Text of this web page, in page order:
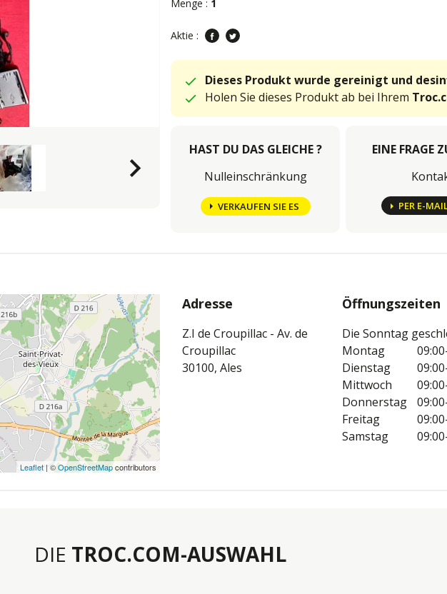
keyboard_arrow_right
Menge : 1
Aktie :
Dieses Produkt wurde gereinigt und
Holen Sie dieses Produkt ab bei Ihrem
HAST DU DAS GLEICHE ?
Nulleinschränkung
VERKAUFEN SIE ES
EINE FRAGE
PER E-
Leaflet | ©OpenStreetMapcontributors
Adresse
Z.I de Croupillac - Av. de
Croupillac
30100, Ales
Öffnungszeiten
Die Sonntag
Montag
Dienstag
Mittwoch
Donnerstag
Freitag
Samstag
DIE TROC.COM-AUSWAHL